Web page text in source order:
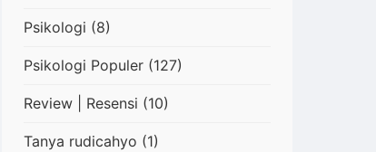
Psikologi (8)
Psikologi Populer (127)
Review | Resensi (10)
Tanya rudicahyo (1)